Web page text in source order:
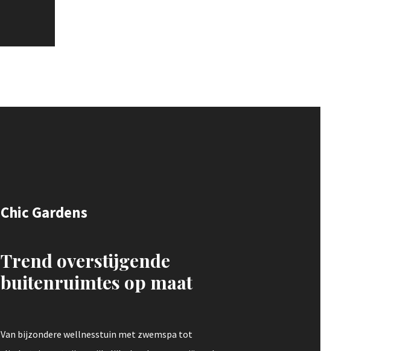
Chic Gardens
Trend overstijgende
buitenruimtes op maat
Van bijzondere wellnesstuin met zwemspa tot